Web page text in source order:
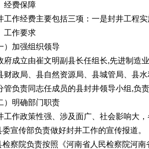
经费保障
工作经费主要包括三项：一是封井工程
工作要求
）加强组织领导
府成立由崔文明副县长任组长,先进制造
财政局、县自然资源局、县城管局、县
管负责同志任成员的县封井领导小组,负
）明确部门职责
工作政策性强、涉及面广、社会影响大
委宣传部负责做好封井工作的宣传报道。
检察院负责按照《河南省人民检察院河